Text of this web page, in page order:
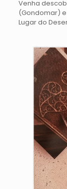
Venha
(Gondomar)
Lugar do